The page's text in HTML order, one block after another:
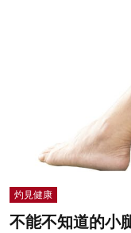
灼見活動
灼見健康
不能不知道的小